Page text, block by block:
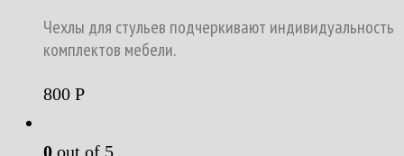
Чехлы для стульев подчеркивают индивидуальность
комплектов мебели.
800 Р
0 out of 5